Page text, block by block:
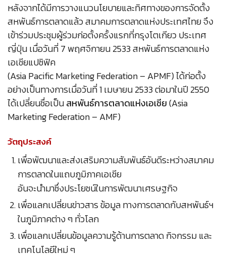
หลังจากได้มีการวางแนวนโยบายและทิศทางของการจัดตั้ง
สหพันธ์การตลาดแล้ว สมาคมการตลาดแห่งประเทศไทย จึง
เข้าร่วมประชุมผู้ร่วมก่อตั้งครั้งแรกที่กรุงโตเกียว ประเทศ
ญี่ปุ่น เมื่อวันที่ 7 พฤศจิกายน 2533 สหพันธ์การตลาดแห่ง
เอเชียแปซิฟิค
(Asia Pacific Marketing Federation – APMF) ได้ก่อตั้ง
อย่างเป็นทางการเมื่อวันที่ 1 เมษายน 2533 ต่อมาในปี 2550
ได้เปลี่ยนชื่อเป็นสหพันธ์การตลาดแห่งเอเชีย(Asia
Marketing Federation – AMF)
วัตถุประสงค์
เพื่อพัฒนาและส่งเสริมความสัมพันธ์อันดีระหว่างสมาคม
การตลาดในแถบภูมิภาคเอเชีย
อันจะนำมาซึ่งประโยชน์ในการพัฒนาเศรษฐกิจ
เพื่อแลกเปลี่ยนข่าวสาร ข้อมูล ทางการตลาดกับสหพันธ์ฯ
ในภูมิภาคต่าง ๆ ทั่วโลก
เพื่อแลกเปลี่ยนข้อมูลความรู้ด้านการตลาด กิจกรรม และ
เทคโนโลยีใหม่ ๆ